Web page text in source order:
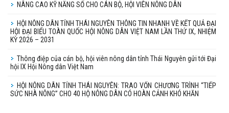
NÂNG CAO KỸ NĂNG SỐ CHO CÁN BỘ, HỘI VIÊN NÔNG DÂN
HỘI NÔNG DÂN TỈNH THÁI NGUYÊN THÔNG TIN NHANH VỀ KẾT QUẢ ĐẠI
HỘI ĐẠI BIỂU TOÀN QUỐC HỘI NÔNG DÂN VIỆT NAM LẦN THỨ IX, NHIỆM
KỲ 2026 – 2031
Thông điệp của cán bộ, hội viên nông dân tỉnh Thái Nguyên gửi tới Đại
hội IX Hội Nông dân Việt Nam
HỘI NÔNG DÂN TỈNH THÁI NGUYÊN: TRAO VỐN CHƯƠNG TRÌNH “TIẾP
SỨC NHÀ NÔNG” CHO 40 HỘ NÔNG DÂN CÓ HOÀN CẢNH KHÓ KHĂN